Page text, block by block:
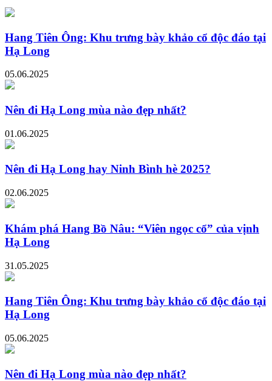
Hang Tiên Ông: Khu trưng bày khảo cổ độc đáo tại
Hạ Long
05.06.2025
Nên đi Hạ Long mùa nào đẹp nhất?
01.06.2025
Nên đi Hạ Long hay Ninh Bình hè 2025?
02.06.2025
Khám phá Hang Bồ Nâu: “Viên ngọc cổ” của vịnh
Hạ Long
31.05.2025
Hang Tiên Ông: Khu trưng bày khảo cổ độc đáo tại
Hạ Long
05.06.2025
Nên đi Hạ Long mùa nào đẹp nhất?